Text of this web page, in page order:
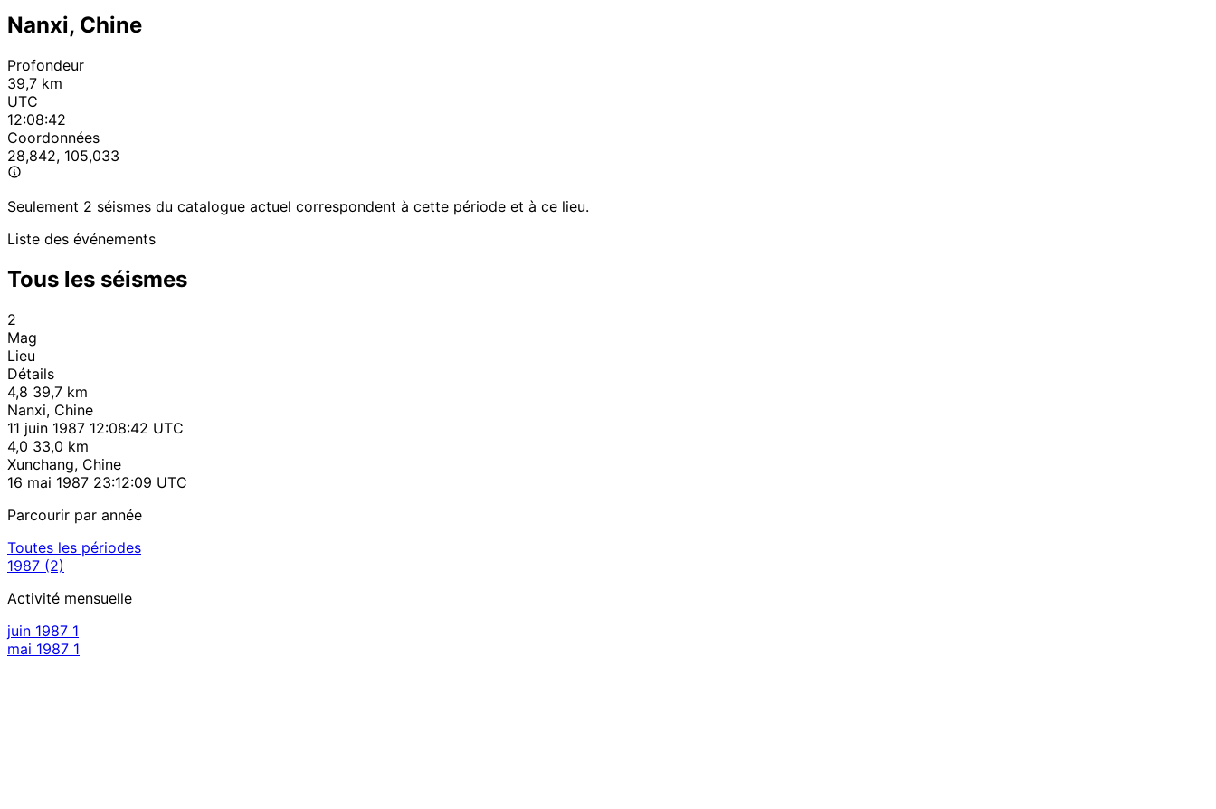
Nanxi, Chine
Profondeur
39,7 km
UTC
12:08:42
Coordonnées
28,842, 105,033
Seulement 2 séismes du catalogue actuel correspondent à cette période et à ce lieu.
Liste des événements
Tous les séismes
2
Mag
Lieu
Détails
4,8 39,7 km
Nanxi, Chine
11 juin 1987 12:08:42 UTC
4,0 33,0 km
Xunchang, Chine
16 mai 1987 23:12:09 UTC
Parcourir par année
Toutes les périodes
1987 (2)
Activité mensuelle
juin 1987 1
mai 1987 1